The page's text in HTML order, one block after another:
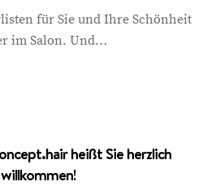
für Sie und Ihre Schönheit
im Salon. Und…
heißt Sie herzlich
willkommen!